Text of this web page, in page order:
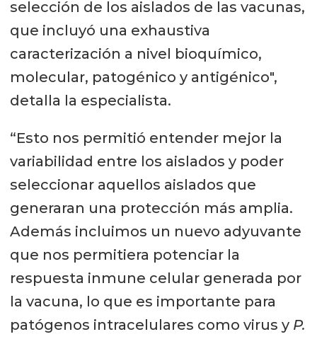
selección de los aislados de las vacunas,
que incluyó una exhaustiva
caracterización a nivel bioquímico,
molecular, patogénico y antigénico",
detalla la especialista.
“Esto nos permitió entender mejor la
variabilidad entre los aislados y poder
seleccionar aquellos aislados que
generaran una protección más amplia.
Además incluimos un nuevo adyuvante
que nos permitiera potenciar la
respuesta inmune celular generada por
la vacuna, lo que es importante para
patógenos intracelulares como virus y P.